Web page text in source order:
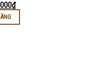
₫